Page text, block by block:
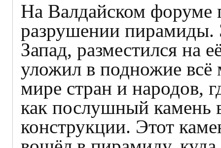
На Валдайском форуме
разрушении пирамиды.
Запад, разместился на
уложил в подножие
мире стран и народов,
как послушный камень
конструкции. Этот